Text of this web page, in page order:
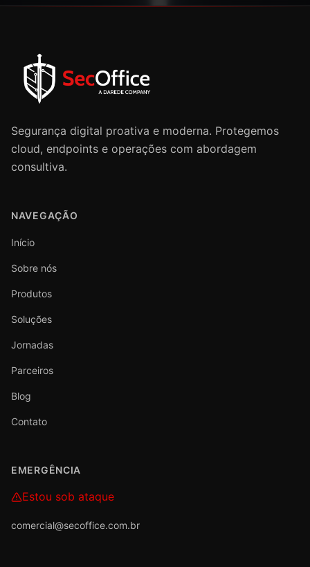
Segurança digital proativa e moderna. Protegemos
cloud, endpoints e operações com abordagem
consultiva.
NAVEGAÇÃO
Início
Sobre nós
Produtos
Soluções
Jornadas
Parceiros
Blog
Contato
EMERGÊNCIA
Estou sob ataque
comercial@secoffice.com.br